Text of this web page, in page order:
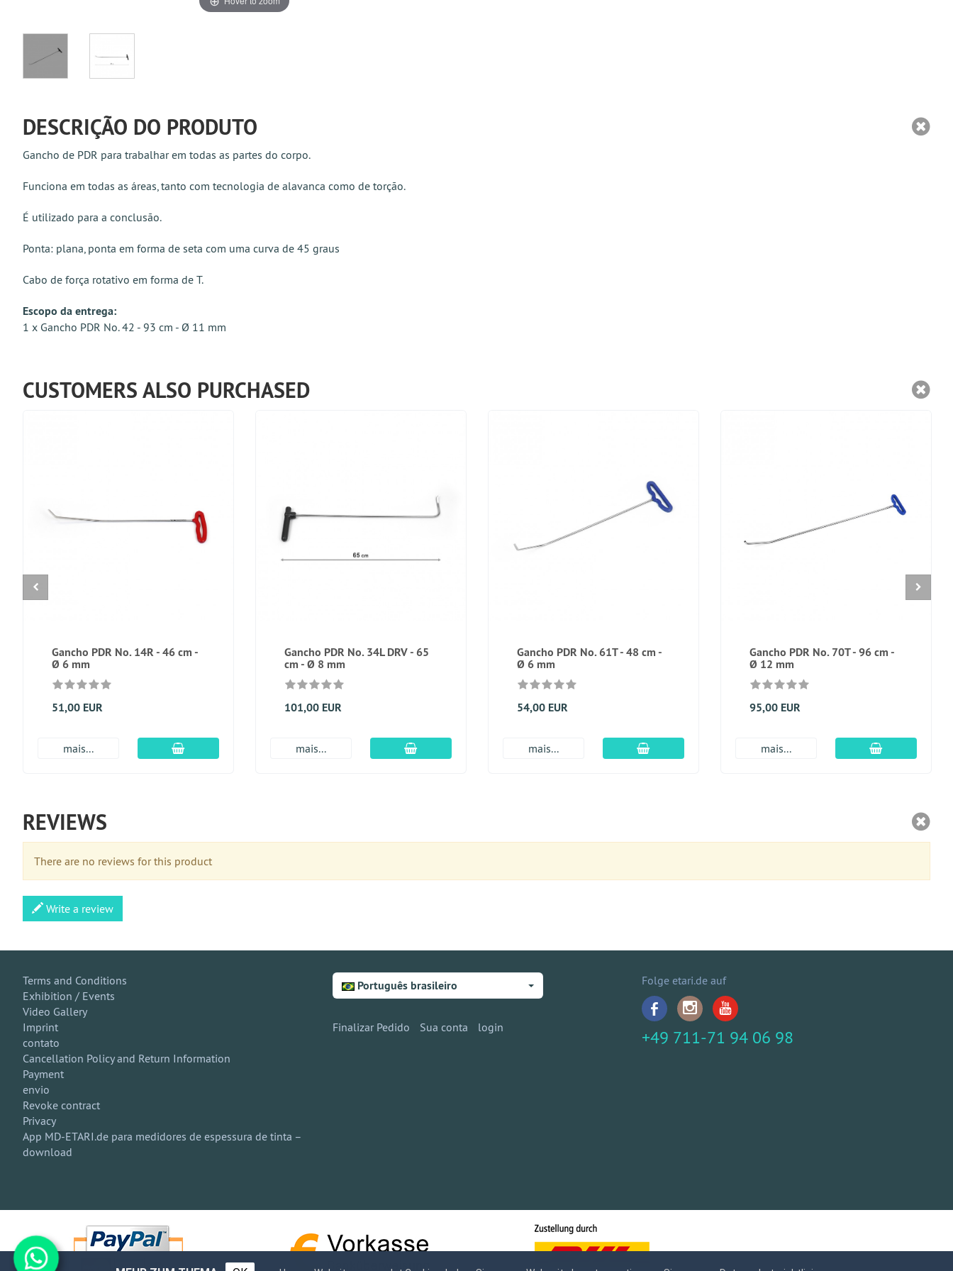
DESCRIÇÃO DO PRODUTO
Gancho de PDR para trabalhar em todas as partes do corpo.
Funciona em todas as áreas, tanto com tecnologia de alavanca como de torção.
É utilizado para a conclusão.
Ponta: plana, ponta em forma de seta com uma curva de 45 graus
Cabo de força rotativo em forma de T.
Escopo da entrega:
1 x Gancho PDR No. 42 - 93 cm - Ø 11 mm
CUSTOMERS ALSO PURCHASED
Gancho PDR No. 14R - 46 cm -
Ø 6 mm
51,00 EUR
mais... Adicionar ao carrinho
Gancho PDR No. 34L DRV - 65
cm - Ø 8 mm
101,00 EUR
mais... Adicionar ao carrinho
Gancho PDR No. 61T - 48 cm -
Ø 6 mm
54,00 EUR
mais... Adicionar ao carrinho
Gancho PDR No. 70T - 96 cm -
Ø 12 mm
95,00 EUR
mais... Adicionar ao
REVIEWS
There are no reviews for this product
Write a review
Terms and Conditions
Exhibition / Events
Video Gallery
Imprint
contato
Cancellation Policy and Return Information
Payment
envio
Revoke contract
Privacy
App MD-ETARI.de para medidores de espessura de tinta –
download
Português brasileiro
Finalizar Pedido Sua conta login
Folge etari.de auf
+49 711-71 94 06 98